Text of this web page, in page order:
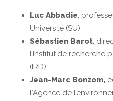
Luc Abbadie,
Université (SU) ;
Sébastien Barot,
l’Institut de recherche
(IRD) ;
Jean-Marc Bonzom,
l‘Agence de